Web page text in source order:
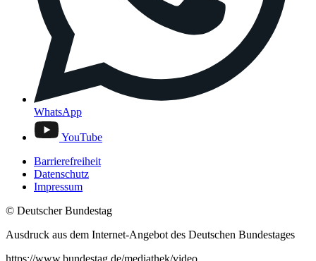
WhatsApp
YouTube
Barrierefreiheit
Datenschutz
Impressum
© Deutscher Bundestag
Ausdruck aus dem Internet-Angebot des Deutschen Bundestages
https://www.bundestag.de/mediathek/video